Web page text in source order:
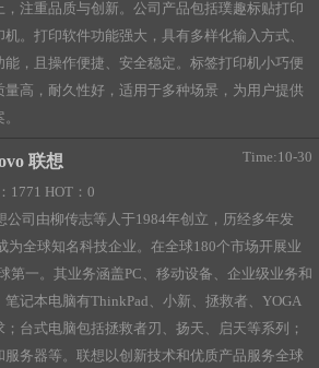
注重品质与创新。公司产品包括璞趣标贴打印
。打印软件功能强大，具有多样化输入方式、
，且操作便捷、安全稳定。标签打印机小巧便
高，耐久性好，适用于多种场景，为用户提供
联想 Time:10-30
1771 HOT：0
公司由柳传志等人于1984年创立，历经多年发
为全球知名科技企业。在全球180个市场开展业
第一。其业务涵盖PC、移动设备、企业级业务和
记本电脑有ThinkPad、小新、拯救者、YOGA
台式电脑包括拯救者刃、扬天、启天等系列；
务器等。联想以创新技术和优质产品服务全球